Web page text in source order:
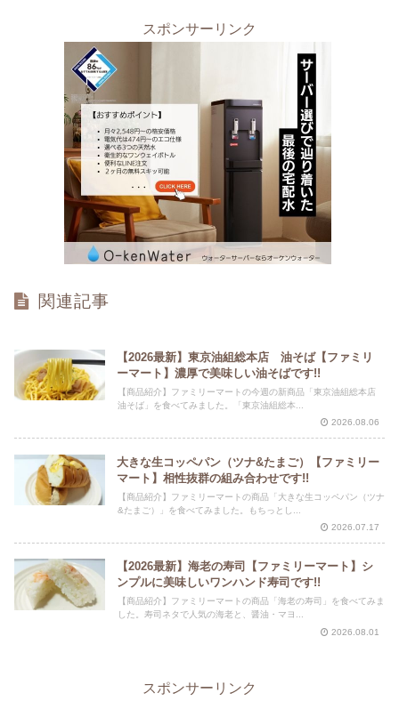
スポンサーリンク
関連記事
【2026最新】東京油組総本店 油そば【ファミリ
ーマート】濃厚で美味しい油そばです!!
【商品紹介】ファミリーマートの今週の新商品「東京油組総本店
油そば」を食べてみました。「東京油組総本...
2026.08.06
大きな生コッペパン（ツナ&たまご）【ファミリー
マート】相性抜群の組み合わせです!!
【商品紹介】ファミリーマートの商品「大きな生コッペパン（ツナ
&たまご）」を食べてみました。もちっとし...
2026.07.17
【2026最新】海老の寿司【ファミリーマート】シ
ンプルに美味しいワンハンド寿司です!!
【商品紹介】ファミリーマートの商品「海老の寿司」を食べてみま
した。寿司ネタで人気の海老と、醤油・マヨ...
2026.08.01
スポンサーリンク